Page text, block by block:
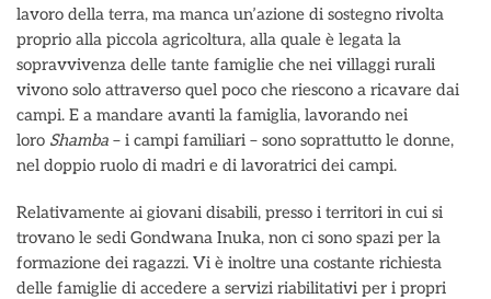
lavoro della terra, ma manca un’azione di sostegno rivolta
proprio alla piccola agricoltura, alla quale è legata la
sopravvivenza delle tante famiglie che nei villaggi rurali
vivono solo attraverso quel poco che riescono a ricavare dai
campi. E a mandare avanti la famiglia, lavorando nei
loro Shamba – i campi familiari – sono soprattutto le donne,
nel doppio ruolo di madri e di lavoratrici dei campi.
Relativamente ai giovani disabili, presso i territori in cui si
trovano le sedi Gondwana Inuka, non ci sono spazi per la
formazione dei ragazzi. Vi è inoltre una costante richiesta
delle famiglie di accedere a servizi riabilitativi per i propri